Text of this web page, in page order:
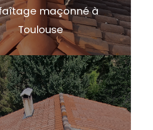
maçonné à
Toulouse